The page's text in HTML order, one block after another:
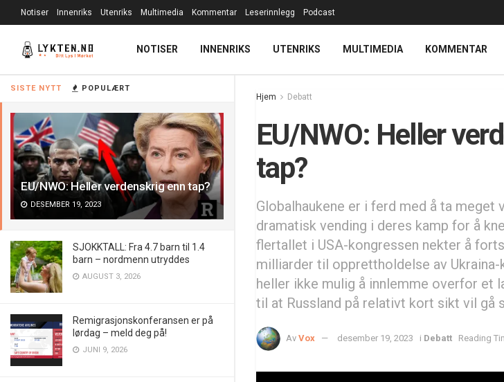
SISTE NYTT POPULÆRT
EU/NWO: Heller verdenskrig enn tap?
DESEMBER 19, 2023
SJOKKTALL: Fra 4.7 barn til 1.4
barn – nordmenn utryddes
AUGUST 3, 2026
Remigrasjonskonferansen er på
lørdag – meld deg på!
JUNI 9, 2026
Notiser Innenriks Utenriks Multimedia Kommentar Leserinnlegg Podcast
NOTISER INNENRIKS UTENRIKS MULTIMEDIA KOMMENTAR
Hjem Debatt
EU/NWO: Heller
tap?
Globalhaukene er i ferd med å ta
dramatisk vending i deres kamp for å
flertallet i USA-kongressen nekter å
milliarder til opprettholdelse av
heller ikke mulig å innlemme overfor et
til at Russland på relativt kort sikt vil gå
Av Vox desember 19, 2023 i Debatt Reading